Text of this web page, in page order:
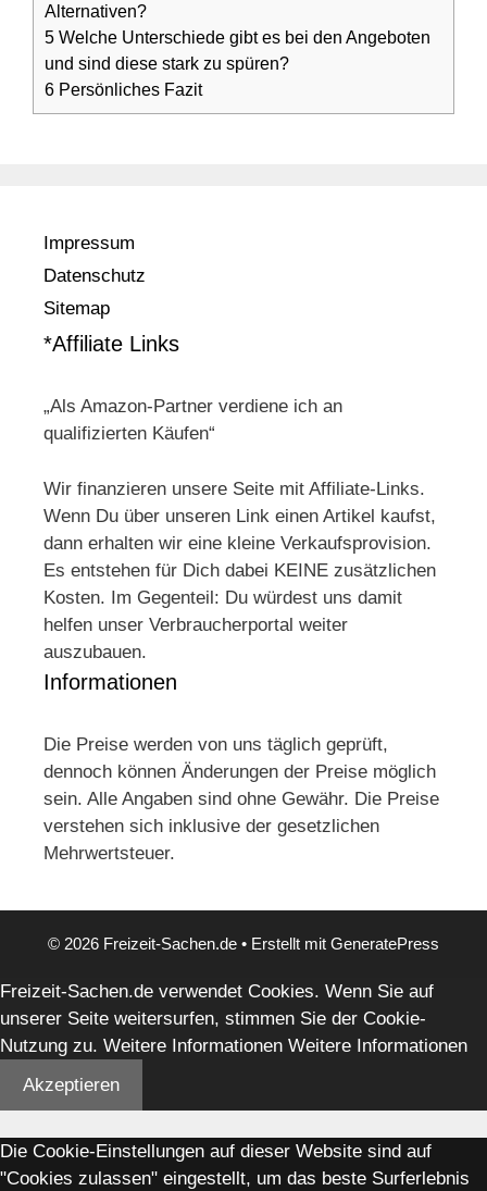
Alternativen?
5 Welche Unterschiede gibt es bei den Angeboten
und sind diese stark zu spüren?
6 Persönliches Fazit
Impressum
Datenschutz
Sitemap
*Affiliate Links
„Als Amazon-Partner verdiene ich an
qualifizierten Käufen“
Wir finanzieren unsere Seite mit Affiliate-Links.
Wenn Du über unseren Link einen Artikel kaufst,
dann erhalten wir eine kleine Verkaufsprovision.
Es entstehen für Dich dabei KEINE zusätzlichen
Kosten. Im Gegenteil: Du würdest uns damit
helfen unser Verbraucherportal weiter
auszubauen.
Informationen
Die Preise werden von uns täglich geprüft,
dennoch können Änderungen der Preise möglich
sein. Alle Angaben sind ohne Gewähr. Die Preise
verstehen sich inklusive der gesetzlichen
Mehrwertsteuer.
© 2026 Freizeit-Sachen.de • Erstellt mit GeneratePress
Freizeit-Sachen.de verwendet Cookies. Wenn Sie auf
unserer Seite weitersurfen, stimmen Sie der Cookie-
Nutzung zu. Weitere Informationen Weitere Informationen
Akzeptieren
Die Cookie-Einstellungen auf dieser Website sind auf
"Cookies zulassen" eingestellt, um das beste Surferlebnis